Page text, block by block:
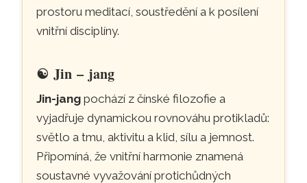
prostoru meditací, soustředění a k posílení
vnitřní disciplíny.
☯Jin – jang
Jin-jang pochází z čínské filozofie a
vyjadřuje dynamickou rovnováhu protikladů:
světlo a tmu, aktivitu a klid, sílu a jemnost.
Připomíná, že vnitřní harmonie znamená
soustavné vyvažování protichůdných